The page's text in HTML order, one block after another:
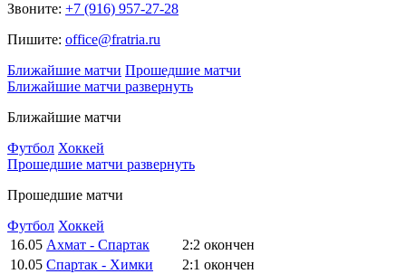
Звоните: +7 (916) 957-27-28
Пишите: office@fratria.ru
Ближайшие матчи Прошедшие матчи
Ближайшие матчи развернуть
Ближайшие матчи
Футбол Хоккей
Прошедшие матчи развернуть
Прошедшие матчи
Футбол Хоккей
16.05 Ахмат - Спартак 2:2 окончен
10.05 Спартак - Химки 2:1 окончен